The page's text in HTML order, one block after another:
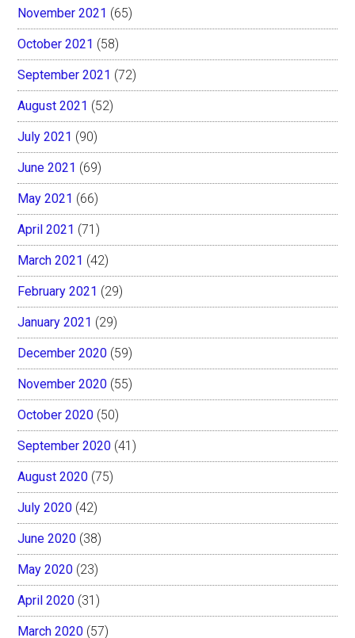
November 2021 (65)
October 2021 (58)
September 2021 (72)
August 2021 (52)
July 2021 (90)
June 2021 (69)
May 2021 (66)
April 2021 (71)
March 2021 (42)
February 2021 (29)
January 2021 (29)
December 2020 (59)
November 2020 (55)
October 2020 (50)
September 2020 (41)
August 2020 (75)
July 2020 (42)
June 2020 (38)
May 2020 (23)
April 2020 (31)
March 2020 (57)